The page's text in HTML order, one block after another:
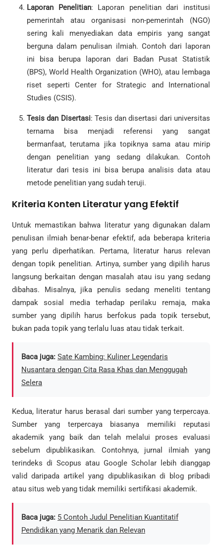
Laporan Penelitian: Laporan penelitian dari institusi
pemerintah atau organisasi non-pemerintah (NGO)
sering kali menyediakan data empiris yang sangat
berguna dalam penulisan ilmiah. Contoh dari laporan
ini bisa berupa laporan dari Badan Pusat Statistik
(BPS), World Health Organization (WHO), atau lembaga
riset seperti Center for Strategic and International
Studies (CSIS).
Tesis dan Disertasi: Tesis dan disertasi dari universitas
ternama bisa menjadi referensi yang sangat
bermanfaat, terutama jika topiknya sama atau mirip
dengan penelitian yang sedang dilakukan. Contoh
literatur dari tesis ini bisa berupa analisis data atau
metode penelitian yang sudah teruji.
Kriteria Konten Literatur yang Efektif
Untuk memastikan bahwa literatur yang digunakan dalam
penulisan ilmiah benar-benar efektif, ada beberapa kriteria
yang perlu diperhatikan. Pertama, literatur harus relevan
dengan topik penelitian. Artinya, sumber yang dipilih harus
langsung berkaitan dengan masalah atau isu yang sedang
dibahas. Misalnya, jika penulis sedang meneliti tentang
dampak sosial media terhadap perilaku remaja, maka
sumber yang dipilih harus berfokus pada topik tersebut,
bukan pada topik yang terlalu luas atau tidak terkait.
Baca juga: Sate Kambing: Kuliner Legendaris
Nusantara dengan Cita Rasa Khas dan Menggugah
Selera
Kedua, literatur harus berasal dari sumber yang terpercaya.
Sumber yang terpercaya biasanya memiliki reputasi
akademik yang baik dan telah melalui proses evaluasi
sebelum dipublikasikan. Contohnya, jurnal ilmiah yang
terindeks di Scopus atau Google Scholar lebih dianggap
valid daripada artikel yang dipublikasikan di blog pribadi
atau situs web yang tidak memiliki sertifikasi akademik.
Baca juga: 5 Contoh Judul Penelitian Kuantitatif
Pendidikan yang Menarik dan Relevan